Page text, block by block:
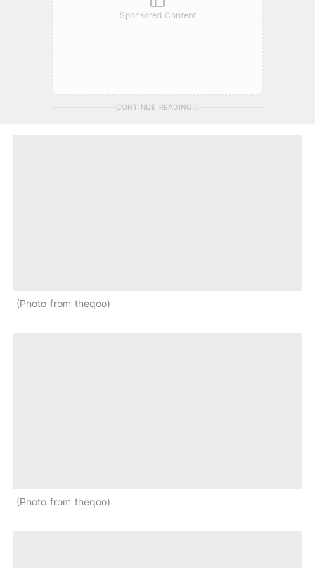
Sponsored Content
CONTINUE READING
Photo from theqoo
Photo from theqoo